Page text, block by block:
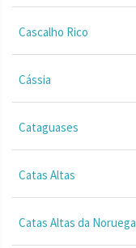
Cascalho Rico
Cássia
Cataguases
Catas Altas
Catas Altas da Noruega